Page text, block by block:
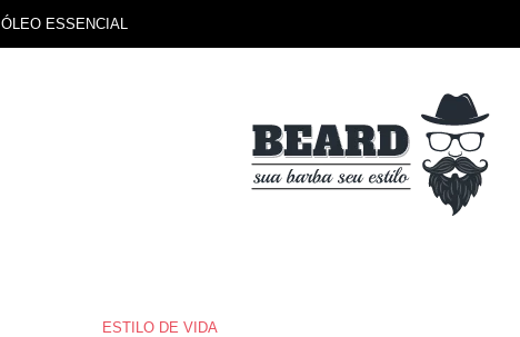
ÓLEO ESSENCIAL
ESTILO DE VIDA